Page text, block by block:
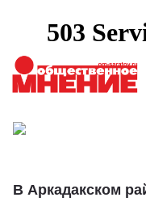
В Аркадакском